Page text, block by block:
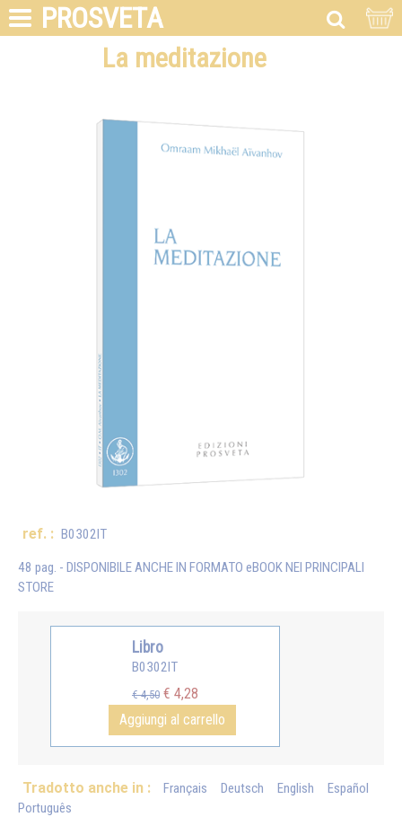
PROSVETA
La meditazione
ref. : B0302IT
48 pag. - DISPONIBILE ANCHE IN FORMATO eBOOK NEI PRINCIPALI
STORE
Libro
B0302IT
€ 4,50 € 4,28
Aggiungi al carrello
Tradotto anche in : Français Deutsch English
Español
Português